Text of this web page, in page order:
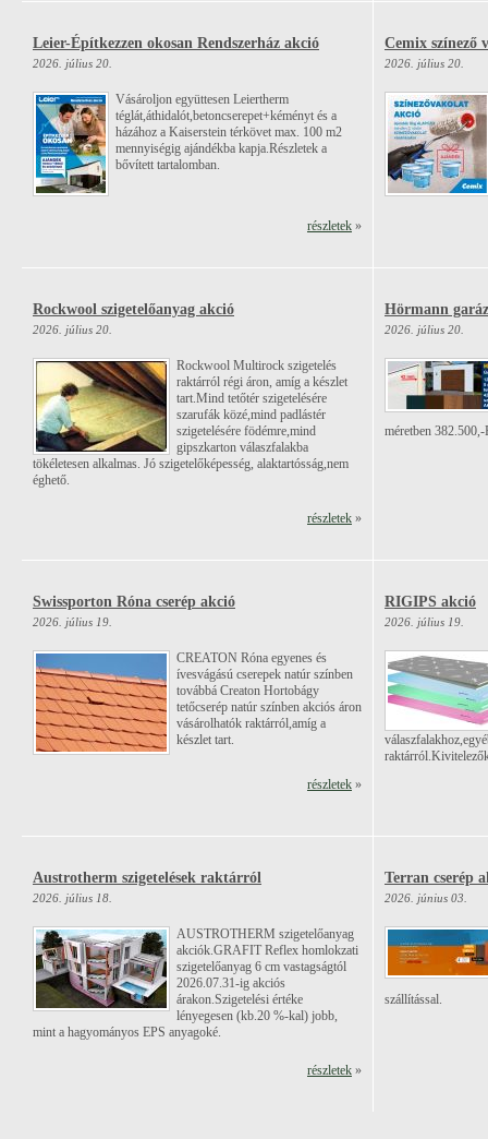
Leier-Építkezzen okosan Rendszerház akció
2026. július 20.
Vásároljon együttesen Leiertherm
téglát,áthidalót,betoncserepet+kéményt és a
házához a Kaiserstein térkövet max. 100 m2
mennyiségig ajándékba kapja.Részletek a
bővített tartalomban.
részletek »
Cemix színező
2026. július 20.
Rockwool szigetelőanyag akció
2026. július 20.
Rockwool Multirock szigetelés
raktárról régi áron, amíg a készlet
tart.Mind tetőtér szigetelésére
szarufák közé,mind padlástér
szigetelésére födémre,mind
gipszkarton válaszfalakba
tökéletesen alkalmas. Jó szigetelőképesség, alaktartósság,nem
éghető.
részletek »
Hörmann
2026. július 20.
méretben
Swissporton Róna cserép akció
2026. július 19.
CREATON Róna egyenes és
ívesvágású cserepek natúr színben
továbbá Creaton Hortobágy
tetőcserép natúr színben akciós áron
vásárolhatók raktárról,amíg a
készlet tart.
részletek »
RIGIPS akció
2026. július 19.
Austrotherm szigetelések raktárról
2026. július 18.
AUSTROTHERM szigetelőanyag
akciók.GRAFIT Reflex homlokzati
szigetelőanyag 6 cm vastagságtól
2026.07.31-ig akciós
árakon.Szigetelési értéke
lényegesen (kb.20 %-kal) jobb,
mint a hagyományos EPS anyagoké.
részletek »
Terran cserép
2026. június 03.
szállítással.